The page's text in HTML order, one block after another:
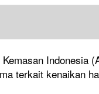
Indonesia
terkait kenaikan